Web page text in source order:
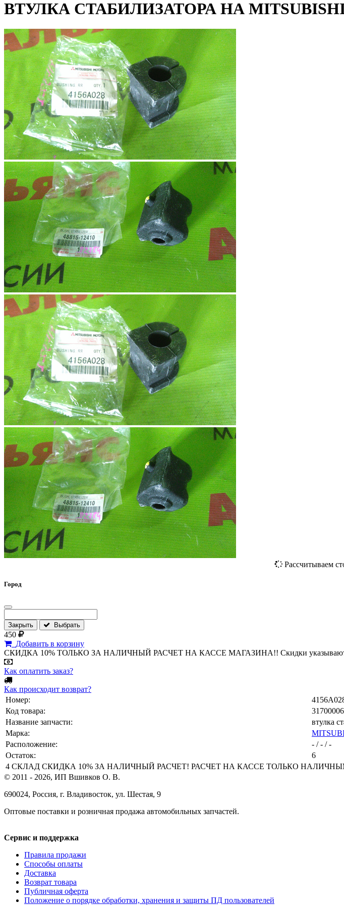
ВТУЛКА СТАБИЛИЗАТОРА НА
Рассчитываем
Город
Закрыть Выбрать
450
Добавить в корзину
СКИДКА 10% ТОЛЬКО ЗА НАЛИЧНЫЙ РАСЧЕТ НА КАССЕ МАГАЗИНА!! Скидки указываются
Как оплатить заказ?
Как происходит возврат?
Номер:
Код товара:
Название запчасти:
втулка
Марка:
Расположение:
- / - / -
Остаток:
6
4 СКЛАД СКИДКА 10% ЗА НАЛИЧНЫЙ РАСЧЕТ! РАСЧЕТ НА КАССЕ ТОЛЬКО НАЛИЧНЫМИ!
© 2011 - 2026, ИП Вшивков О. В.
690024, Россия, г. Владивосток, ул. Шестая, 9
Оптовые поставки и розничная продажа автомобильных запчастей.
Сервис и поддержка
Правила продажи
Способы оплаты
Доставка
Возврат товара
Публичная оферта
Положение о порядке обработки, хранения и защиты ПД пользователей